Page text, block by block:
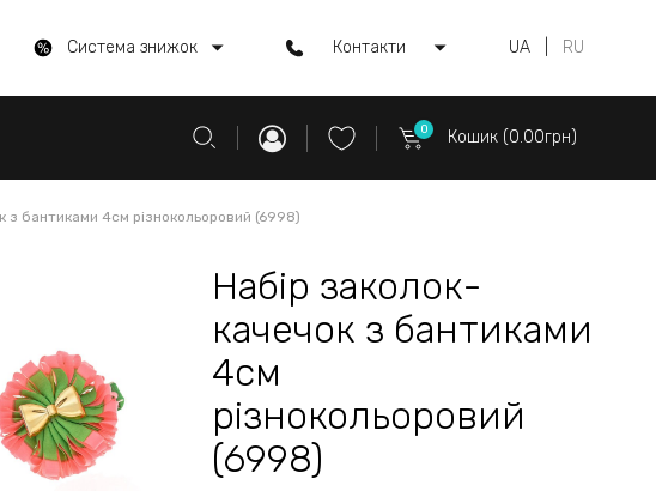
Система знижок Контакти UA RU
0 Кошик (0.00грн)
з бантиками 4см різнокольоровий (6998)
Набір заколок-
качечок з бантиками
4см
різнокольоровий
(6998)